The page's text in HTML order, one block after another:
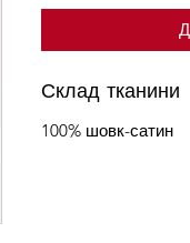
Склад тканини
100% шовк-сатин